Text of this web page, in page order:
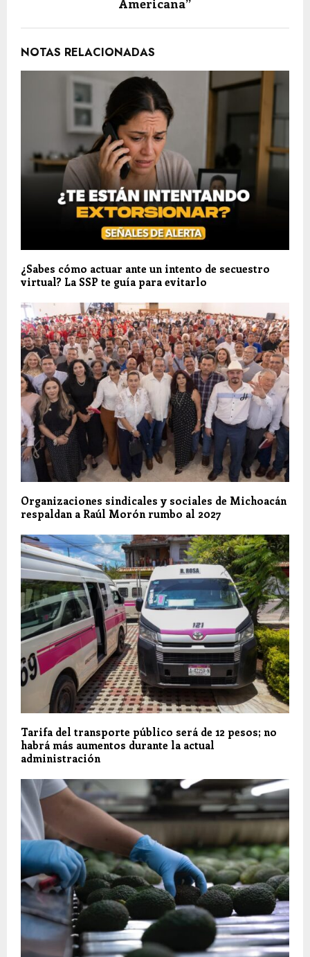
Americana”
NOTAS RELACIONADAS
¿Sabes cómo actuar ante un intento de secuestro
virtual? La SSP te guía para evitarlo
Organizaciones sindicales y sociales de Michoacán
respaldan a Raúl Morón rumbo al 2027
Tarifa del transporte público será de 12 pesos; no
habrá más aumentos durante la actual
administración